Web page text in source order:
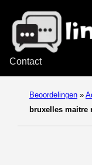
Contact
Beoordelingen »
bruxelles maitre